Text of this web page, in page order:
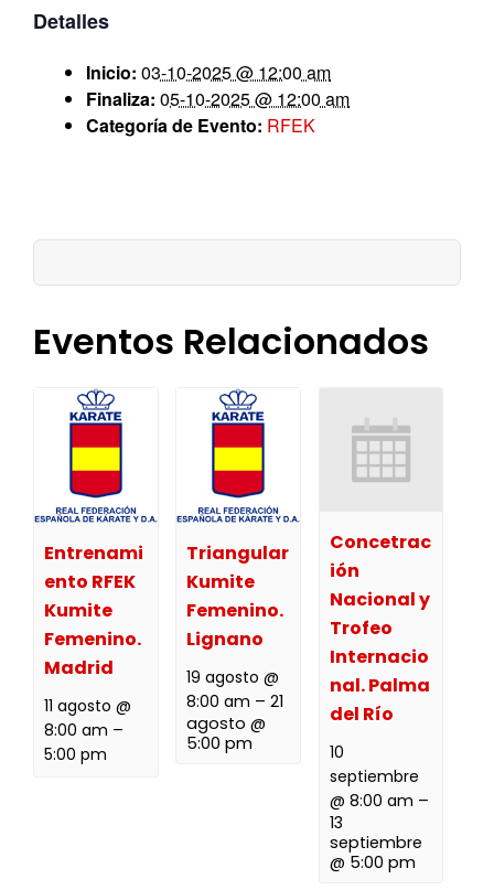
Detalles
Inicio: 03-10-2025 @ 12:00 am
Finaliza: 05-10-2025 @ 12:00 am
Categoría de Evento: RFEK
Eventos Relacionados
Entrenami
ento RFEK
Kumite
Femenino.
Madrid
11 agosto @
8:00 am –
5:00 pm
Triangular
Kumite
Femenino.
Lignano
19 agosto @
8:00 am –21
agosto @
5:00 pm
Concetrac
ión
Nacional y
Trofeo
Internacio
nal. Palma
del Río
10
septiembre
@ 8:00 am –
13
septiembre
@ 5:00 pm